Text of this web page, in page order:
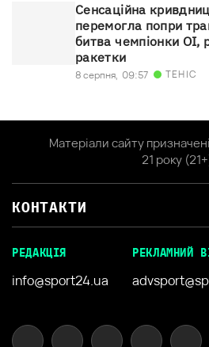
Сенсаційна
перемогла попри
битва чемпіонки ОІ,
ракетки
8 серпня, 09:57 ТЕНІС
Матеріали сайту
21 року
КОНТАКТИ
РЕДАКЦІЯ
info@sport24.ua
РЕКЛАМНИЙ